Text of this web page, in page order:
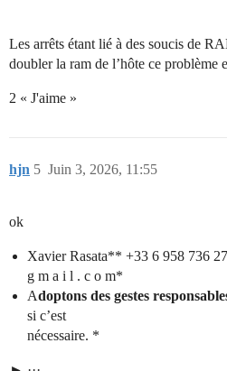
Les arrêts étant lié à des soucis de
doubler la ram de l’hôte ce problème
2 « J'aime »
hjn Juin 3, 2026, 11:55
5
ok
Xavier Rasata** +33 6 958 736
g m a i l . c o m*
Adoptons des gestes
si c’est
nécessaire. *